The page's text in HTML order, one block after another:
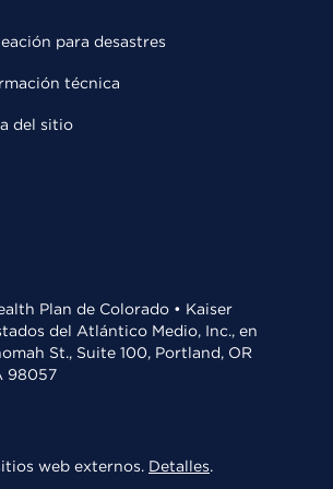
para desastres
técnica
del sitio
Plan de Colorado • Kaiser
del Atlántico Medio, Inc., en
St., Suite 100, Portland, OR
98057
web externos. Detalles.